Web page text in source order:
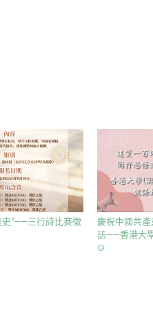
史”——三行詩比賽徵
慶祝中國共
訪——香港大
access_time